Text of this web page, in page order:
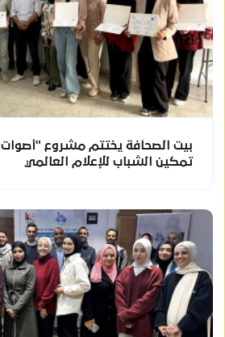
بيت الصحافة يختتم مشروع "أصوات
تمكين الشباب للإعلام العالمي